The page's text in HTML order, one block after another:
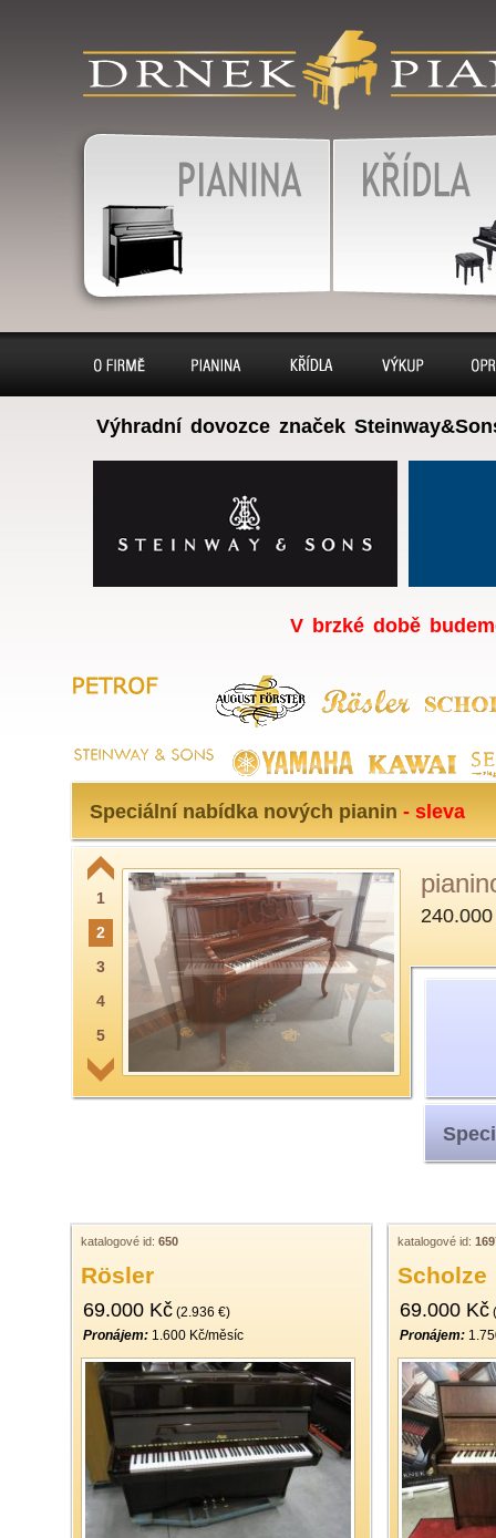
klavír, klavíry, piáno,
pianino, pianina, – piano
výkup, pronájem, servis
Výhradní dovozce značek
V brzké době
Speciální nabídka nových pianin - sleva
1
2
3
4
5
6
7
11
12
13
14
15
16
17
18
katalogové id: 650
Rösler
69.000 Kč (2.936 €)
Pronájem: 1.600 Kč/měsíc
katalogové id:
Scholze
69.000 Kč
Pronájem:
O firmě Pianina Klavíry Výkup